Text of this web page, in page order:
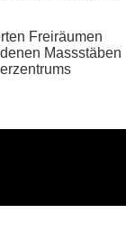
Freiräumen
Massstäben